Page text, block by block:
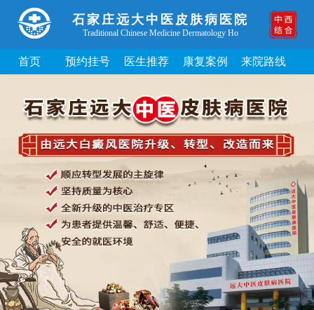
石家庄远大中医皮肤病医院
Traditional Chinese Medicine Dermatology Ho
首页 预约挂号 医生推荐 康复案例 来院路线